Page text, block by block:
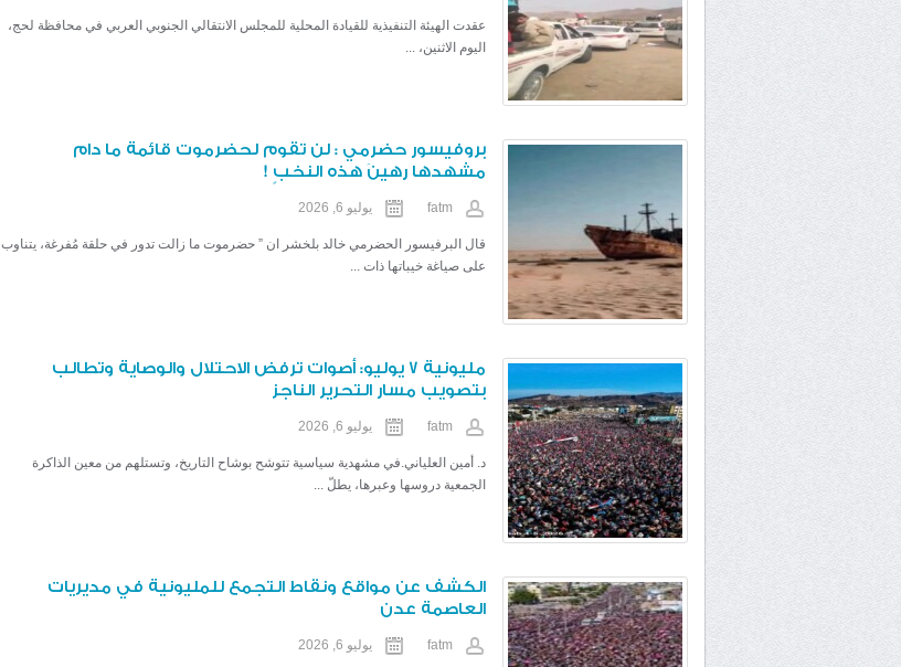
عقدت الهيئة التنفيذية للقيادة المحلية للمجلس الانتقالي الجنوبي العربي في محافظة لحج،
اليوم الاثنين، ...
بروفيسور حضرمي : لن تقوم لحضرموت قائمة ما دام
مشهدها رهينَ هذه النخبٍ !
fatm يوليو 6, 2026
قال البرفيسور الحضرمي خالد بلخشر ان ” حضرموت ما زالت تدور في حلقة مُفرغة، يتناوب
على صياغة خيباتها ذات ...
مليونية 7 يوليو: أصوات ترفض الاحتلال والوصاية وتطالب
بتصويب مسار التحرير الناجز
fatm يوليو 6, 2026
د. أمين العلياني.في مشهدية سياسية تتوشح بوشاح التاريخ، وتستلهم من معين الذاكرة
الجمعية دروسها وعبرها، يطلّ ...
الكشف عن مواقع ونقاط التجمع للمليونية في مديريات
العاصمة عدن
fatm يوليو 6, 2026